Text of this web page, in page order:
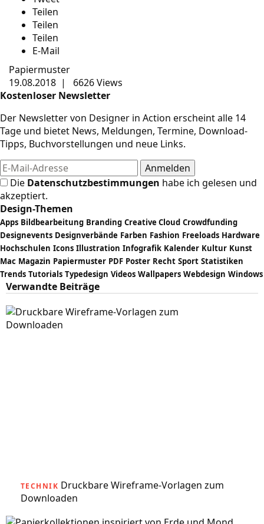
Teilen
Teilen
Teilen
E-Mail
Papiermuster
19.08.2018 |
6626 Views
Kostenloser Newsletter
Der Newsletter von Designer in Action erscheint alle 14
Tage und bietet News, Meldungen, Termine, Download-
Tipps, Buchvorstellungen und neue Links.
Die Datenschutzbestimmungen habe ich gelesen und
akzeptiert.
Design-Themen
Apps Bildbearbeitung Branding Creative Cloud Crowdfunding
Designevents Designverbände Farben Fashion Freeloads Hardware
Hochschulen Icons Illustration Infografik Kalender Kultur Kunst
Mac Magazin Papiermuster PDF Poster Recht Sport Statistiken
Trends Tutorials Typedesign Videos Wallpapers Webdesign Windows
Verwandte Beiträge
TECHNIK Druckbare Wireframe-Vorlagen zum
Downloaden